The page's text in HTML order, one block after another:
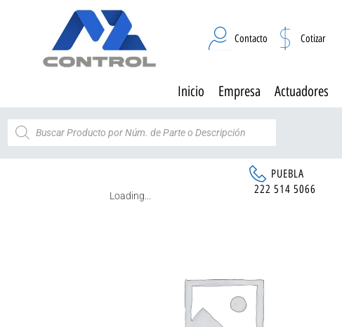
Contacto Cotizar
Inicio Empresa Actuadores
PUEBLA
222 514 5066
Loading...